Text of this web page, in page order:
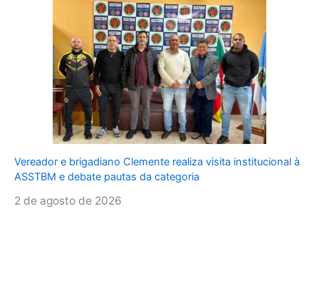
Vereador e brigadiano Clemente realiza visita institucional à
ASSTBM e debate pautas da categoria
2 de agosto de 2026